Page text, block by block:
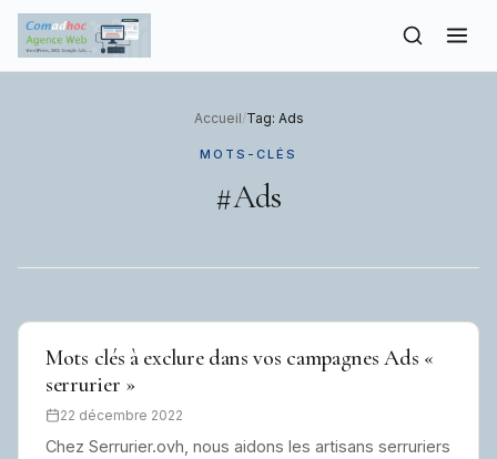
content
Accueil/Tag: Ads
MOTS-CLÉS
#Ads
Mots clés à exclure dans vos campagnes Ads «
serrurier »
22 décembre 2022
Chez Serrurier.ovh, nous aidons les artisans serruriers